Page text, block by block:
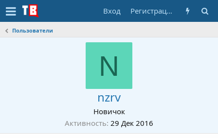
Вход Регистрация
Пользователи
N
nzrv
Новичок
Активность 29 Дек 2016